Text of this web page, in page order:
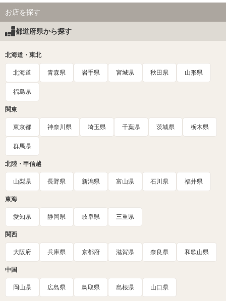
お店を探す
都道府県から探す
北海道・東北
北海道 青森県 岩手県 宮城県 秋田県 山形県
福島県
関東
東京都 神奈川県 埼玉県 千葉県 茨城県 栃木県
群馬県
北陸・甲信越
山梨県 長野県 新潟県 富山県 石川県 福井県
東海
愛知県 静岡県 岐阜県 三重県
関西
大阪府 兵庫県 京都府 滋賀県 奈良県 和歌山県
中国
岡山県 広島県 鳥取県 島根県 山口県